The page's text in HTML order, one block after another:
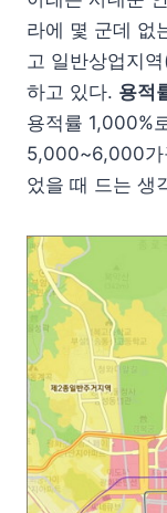
라에 몇 군데 없
고 일반상업지
하고 있다. 용적
용적률 1,000%
5,000~6,000가
었을 때 드는 생